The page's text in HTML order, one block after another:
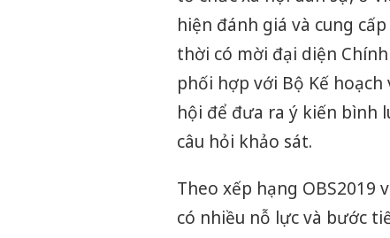
hiện đánh giá và cung
thời có mời đại diện
phối hợp với Bộ Kế
hội để đưa ra ý kiến bình
câu hỏi khảo sát.
Theo xếp hạng OBS2019
có nhiều nỗ lực và bước